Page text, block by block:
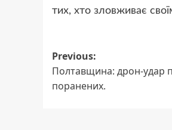
тих, хто зловживає
Post
navigation
Previous:
Полтавщина: дрон-удар
поранених.